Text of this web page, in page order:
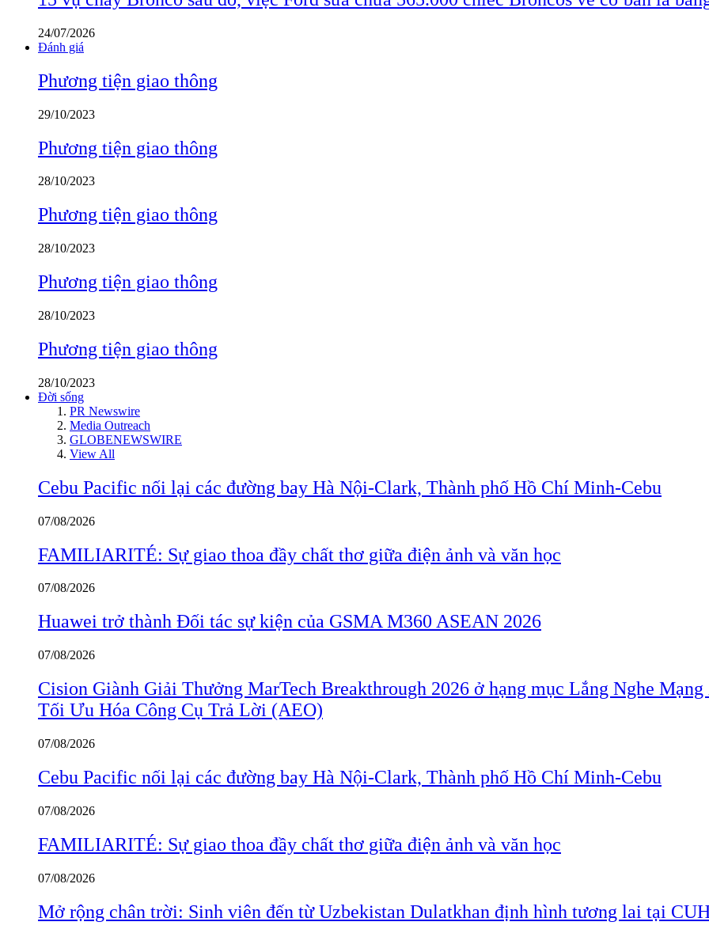
24/07/2026
Đánh giá
Phương tiện giao thông
29/10/2023
Phương tiện giao thông
28/10/2023
Phương tiện giao thông
28/10/2023
Phương tiện giao thông
28/10/2023
Phương tiện giao thông
28/10/2023
Đời sống
PR Newswire
Media Outreach
GLOBENEWSWIRE
View All
Cebu Pacific nối lại các đường bay Hà Nội-Clark, Thành phố Hồ Chí Minh-Cebu
07/08/2026
FAMILIARITÉ: Sự giao thoa đầy chất thơ giữa điện ảnh và văn học
07/08/2026
Huawei trở thành Đối tác sự kiện của GSMA M360 ASEAN 2026
07/08/2026
Cision Giành Giải Thưởng MarTech Breakthrough 2026 ở hạng mục Lắng Nghe
Tối Ưu Hóa Công Cụ Trả Lời (AEO)
07/08/2026
Cebu Pacific nối lại các đường bay Hà Nội-Clark, Thành phố Hồ Chí Minh-Cebu
07/08/2026
FAMILIARITÉ: Sự giao thoa đầy chất thơ giữa điện ảnh và văn học
07/08/2026
Mở rộng chân trời: Sinh viên đến từ Uzbekistan Dulatkhan định hình tương lai tại